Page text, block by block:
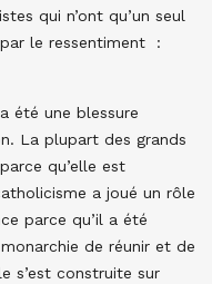
qui n’ont qu’un seul
le ressentiment :
été une blessure
La plupart des grands
qu’elle est
a joué un rôle
parce qu’il a été
de réunir et de
s’est construite sur